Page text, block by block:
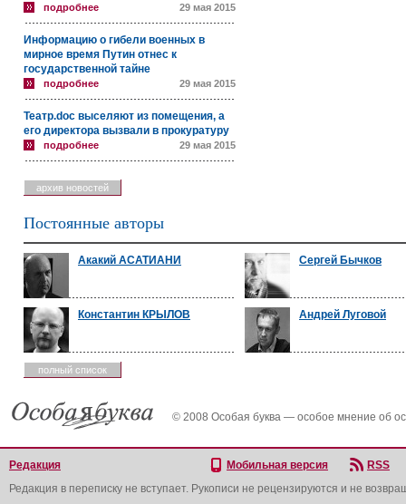
подробнее 29 мая 2015
Информацию о гибели военных в
мирное время Путин отнес к
государственной тайне
подробнее 29 мая 2015
Театр.doc выселяют из помещения, а
его директора вызвали в прокуратуру
подробнее 29 мая 2015
архив новостей
Постоянные авторы
Акакий АСАТИАНИ Сергей Бычков
Константин КРЫЛОВ Андрей Луговой
полный список
© 2008 Особая буква — особое мнение об
Редакция Мобильная версия
RSS
Редакция в переписку не вступает. Рукописи не рецензируются и не